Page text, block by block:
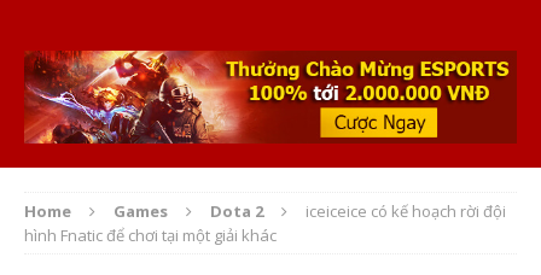
Home Games Dota 2
iceiceice có kế hoạch rời đội
hình Fnatic để chơi tại một giải khác